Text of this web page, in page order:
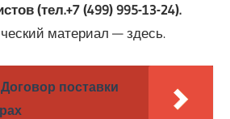
(тел.+7 (499) 995-13-24).
материал — здесь.
Договор поставки